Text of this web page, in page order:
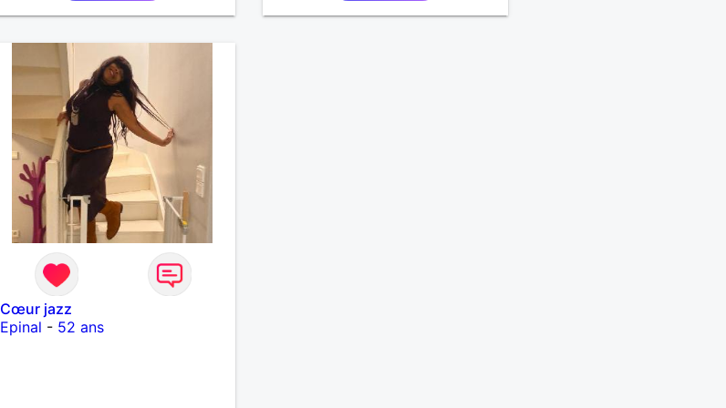
films et séries, et lire quand un
livre me captive. Plus largement,
j’aime les voyages, les
restaurants entre amis, les
animaux, la nature, la famille… et
tout ce qui permet de profiter
pleinement de la vie. Je reste
une personne entière, directe,
avec du caractère, mais aussi de
la bienveillance. Je trouve ça
précieux. Savoir dire les choses,
reconnaître ses erreurs, rester
soi-même… ce sont de vraies
qualités. Ce mélange de
douceur et de taquinerie me
parle beaucoup. Plutôt timide au
début en toute chose, mais une
Cœur jazz
Epinal - 52 ans